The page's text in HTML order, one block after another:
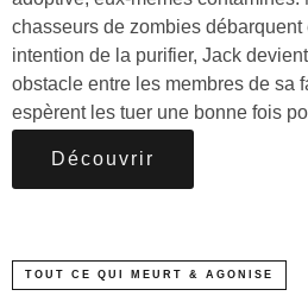
chasseurs de zombies
intention de la purifier, Jack
obstacle entre les membres de sa
espèrent les tuer une bonne fois
Découvrir
TOUT CE QUI MEURT & AGONISE